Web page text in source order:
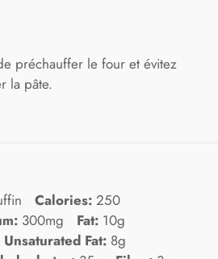
préchauffer le four et évitez
la pâte.
Calories: 250
300mg Fat: 10g
Unsaturated Fat: 8g